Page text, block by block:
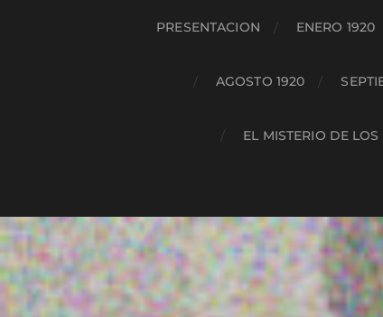
PRESENTACION ENERO 1920
AGOSTO 1920
EL MISTERIO DE LOS